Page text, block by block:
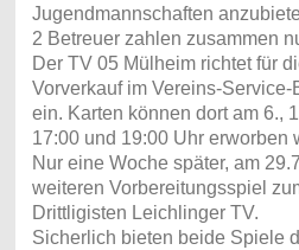
Jugendmannschaften
2 Betreuer zahlen zusammen
Der TV 05 Mülheim richtet für
Vorverkauf im Vereins-Service-
ein. Karten können dort am 6.,
17:00 und 19:00 Uhr erworben
Nur eine Woche später, am
weiteren Vorbereitungsspiel
Drittligisten Leichlinger TV.
Sicherlich bieten beide Spiele